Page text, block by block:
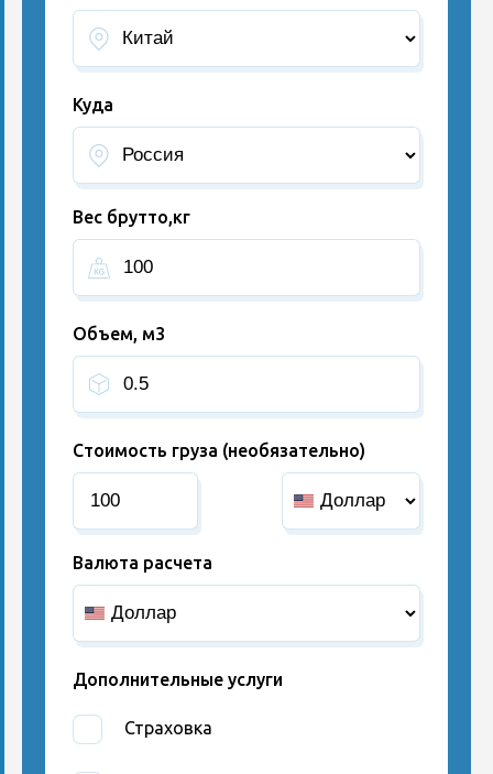
Куда
Вес брутто,кг
Объем, м3
Стоимость груза (необязательно)
Валюта расчета
Дополнительные услуги
Страховка